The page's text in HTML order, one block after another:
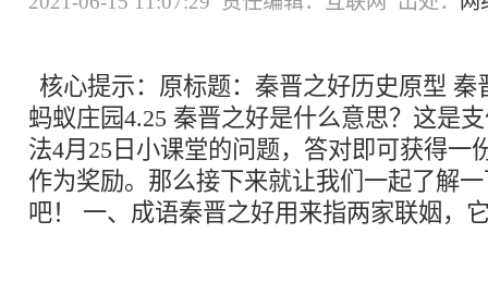
核心提示：原标题：秦晋之好历史原型 秦
蚂蚁庄园4.25 秦晋之好是什么意思？这是
法4月25日小课堂的问题，答对即可获得一
作为奖励。那么接下来就让我们一起了解
吧！ 一、成语秦晋之好用来指两家联姻，